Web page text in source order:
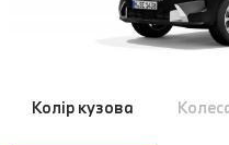
Колір кузова